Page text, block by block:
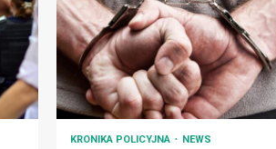
KRONIKA POLICYJNA NEWS